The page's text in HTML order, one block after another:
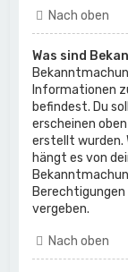
Nach oben
Was sind
Informationen
befindest. Du
erscheinen
erstellt wurden.
hängt es von
vergeben.
Nach oben